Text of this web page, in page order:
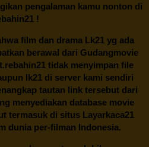
pengalaman kamu nonton di
!
film dan dramaLk21yg ada
berawal dari Gudangmovie
rebahin21 tidak menyimpan file
lk21 di server kami sendiri
tautan link tersebut dari
menyediakan database movie
termasuk di situs Layarkaca21
dunia per-filman Indonesia.